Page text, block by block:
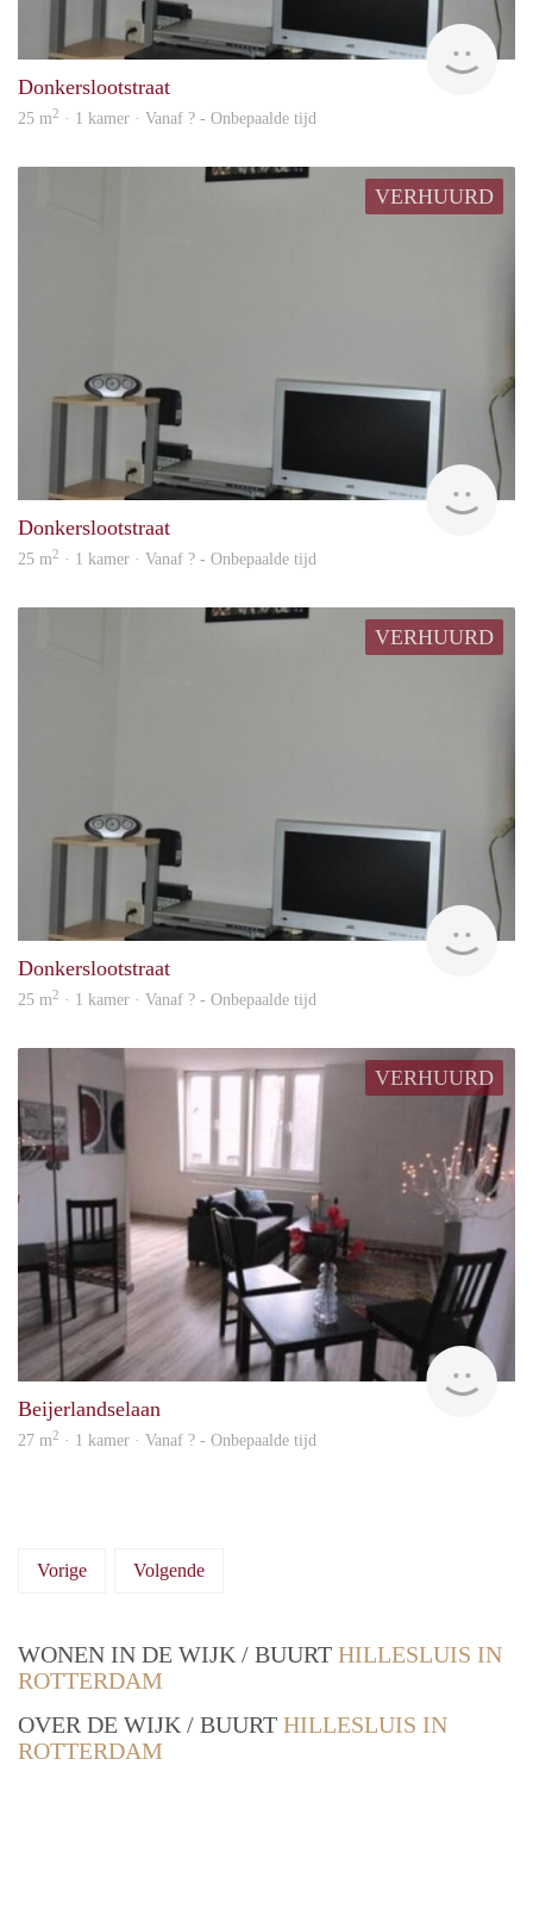
Donkerslootstraat
25 m2 · 1 kamer · Vanaf ? - Onbepaalde tijd
VERHUURD
Donkerslootstraat
25 m2 · 1 kamer · Vanaf ? - Onbepaalde tijd
VERHUURD
Donkerslootstraat
25 m2 · 1 kamer · Vanaf ? - Onbepaalde tijd
VERHUURD
Beijerlandselaan
27 m2 · 1 kamer · Vanaf ? - Onbepaalde tijd
Vorige Volgende
WONEN IN DE WIJK / BUURT HILLESLUIS IN
ROTTERDAM
OVER DE WIJK / BUURT HILLESLUIS IN
ROTTERDAM